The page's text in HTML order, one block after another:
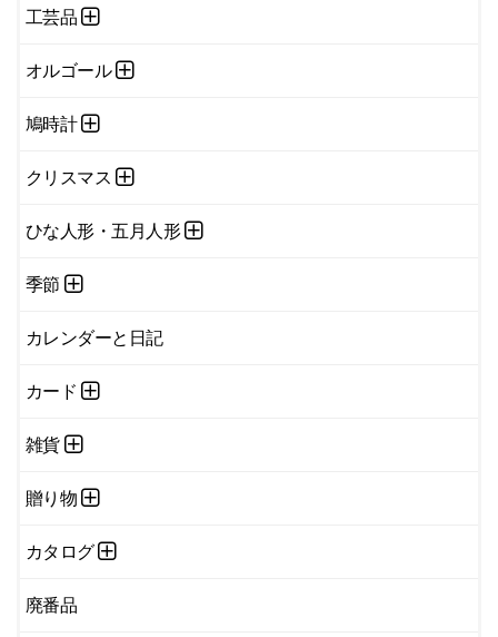
工芸品
オルゴール
鳩時計
クリスマス
ひな人形・五月人形
季節
カレンダーと日記
カード
雑貨
贈り物
カタログ
廃番品